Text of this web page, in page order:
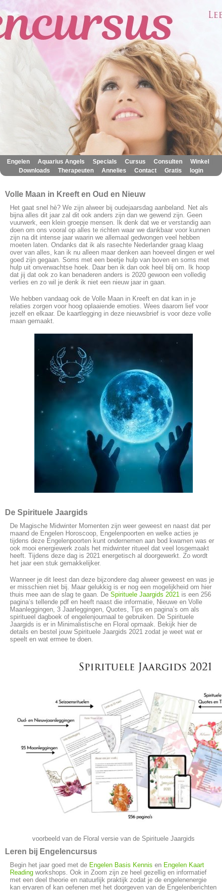
Engelen Aquarius Angels Specials Cursus Consulten Winkel
Downloads Therapeuten Annelies Contact Gratis login
Volle Maan in Kreeft en Oud en Nieuw
Het gaat snel hè? We zijn alweer bij oudejaarsdag aanbeland. Net als
bijna alles dit jaar zal dit ook anders zijn dan we gewend zijn. Geen
vuurwerk, een klein groepje mensen. Ik denk dat we er verstandig aan
doen om ons vooral op alles te richten waar we dankbaar voor kunnen
zijn na dit intense jaar waarin we allemaal gedwongen veel hebben
moeten laten. Ondanks dat ik als rasechte Nederlander graag klaag
over van alles, kan ik nu alleen maar denken aan hoeveel dingen er wel
goed zijn gegaan. Soms met een beetje hulp van boven en soms met
hulp uit onverwachtse hoek. Daar ben ik dan ook heel blij om. Ik hoop
dat jij dat ook zo kan benaderen anders is 2020 gewoon een volledig
verlies en zo wil je denk ik niet een nieuw jaar in gaan.
We hebben vandaag ook de Volle Maan in Kreeft en dat kan in je
relaties zorgen voor hoog oplaaiende emoties. Wees daarom lief voor
jezelf en elkaar. De kaartlegging in deze nieuwsbrief is voor deze volle
maan gemaakt.
De Spirituele Jaargids
De Magische Midwinter Momenten zijn weer geweest en naast dat per
maand de Engelen Horoscoop, Engelenpoorten en welke acties je
tijdens deze Engelenpoorten kunt ondernemen aan bod kwamen was er
ook mooi energiewerk zoals het midwinter ritueel dat veel losgemaakt
heeft. Tijdens deze dag is 2021 energetisch al doorgewerkt. Zo wordt
het jaar een stuk gemakkelijker.
Wanneer je dit leest dan deze bijzondere dag alweer geweest en was je
er misschien niet bij. Maar gelukkig is er nog een mogelijkheid om hier
thuis mee aan de slag te gaan. De Spirituele Jaargids 2021 is een 256
pagina’s tellende pdf en heeft naast die informatie, Nieuwe en Volle
Maanleggingen, 3 Jaarleggingen, Quotes, Tips en pagina’s om als
spiritueel dagboek of engelenjournaal te gebruiken. De Spirituele
Jaargids is er in Minimalistische en Floral opmaak. Bekijk hier de
details en bestel jouw Spirituele Jaargids 2021 zodat je weet wat er
speelt en wat ermee te doen.
voorbeeld van de Floral versie van de Spirituele Jaargids
Leren bij Engelencursus
Begin het jaar goed met de Engelen Basis Kennis en Engelen Kaart
Reading workshops. Ook in Zoom zijn ze heel gezellig en informatief
met een deel theorie en natuurlijk praktijk zodat je de engelenenergie
kan ervaren of kan oefenen met het doorgeven van de Engelenberichten